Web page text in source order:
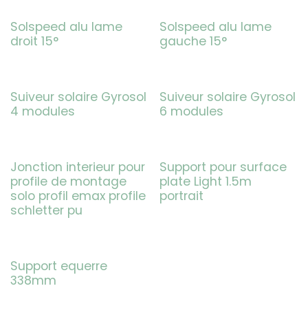
Solspeed alu lame
droit 15°
Solspeed alu lame
gauche 15°
Suiveur solaire Gyrosol
4 modules
Suiveur solaire Gyrosol
6 modules
Jonction interieur pour
profile de montage
solo profil emax profile
schletter pu
Support pour surface
plate Light 1.5m
portrait
Support equerre
338mm